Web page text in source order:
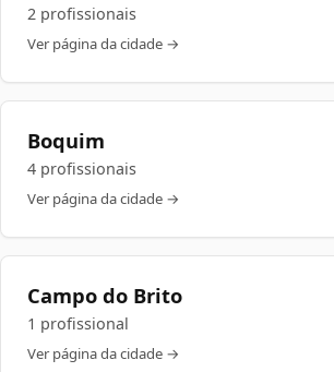
2 profissionais
Ver página da cidade →
Boquim
4 profissionais
Ver página da cidade →
Campo do Brito
1 profissional
Ver página da cidade →